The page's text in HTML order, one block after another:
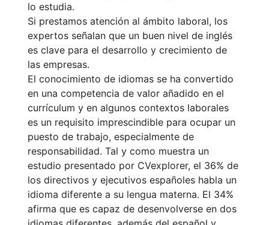
lo estudia.
Si prestamos atención al ámbito laboral, los
expertos señalan que un buen nivel de inglés
es clave para el desarrollo y crecimiento de
las empresas.
El conocimiento de idiomas se ha convertido
en una competencia de valor añadido en el
currículum y en algunos contextos laborales
es un requisito imprescindible para ocupar un
puesto de trabajo, especialmente de
responsabilidad. Tal y como muestra un
estudio presentado por CVexplorer, el 36% de
los directivos y ejecutivos españoles habla un
idioma diferente a su lengua materna. El 34%
afirma que es capaz de desenvolverse en dos